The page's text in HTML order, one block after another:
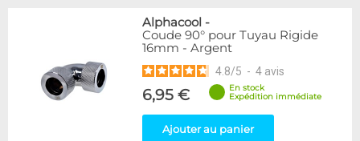
Alphacool -
Coude 90° pour Tuyau Rigide
16mm - Argent
4.8/5 - 4 avis
6,95 €
En stock
Expédition immédiate
Ajouter au panier